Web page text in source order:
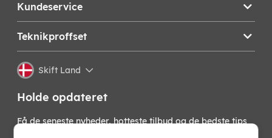
Kundeservice
Teknikproffset
Skift Land
Holde opdateret
Få de seneste nyheder, hotteste tilbud og de bedste tips